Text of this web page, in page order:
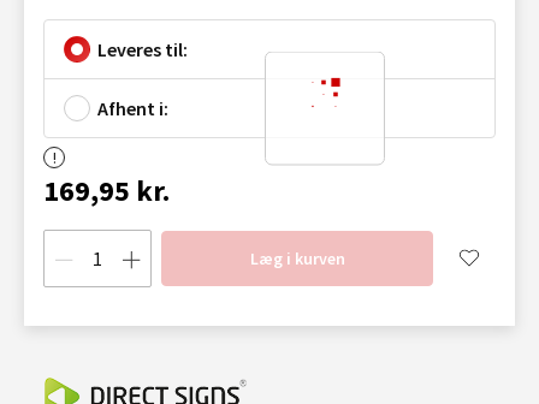
Leveres til:
Afhent i:
169,95 kr.
Læg i kurven